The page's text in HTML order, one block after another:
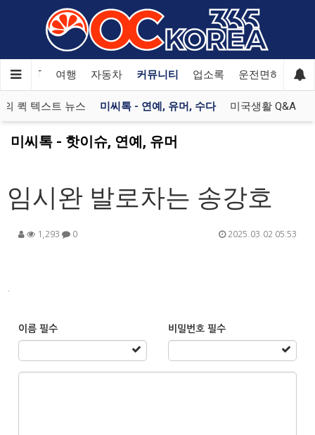
한국SAT 여행 자동차 커뮤니티 업소록 운전면허 문의
의 퀵 텍스트 뉴스 미씨톡 - 연예, 유머, 수다 미국생활 Q&A
미씨톡 - 핫이슈, 연예, 유머
임시완 발로차는 송강호
1,293 0 2025.03.02 05:53
이름 필수 비밀번호 필수